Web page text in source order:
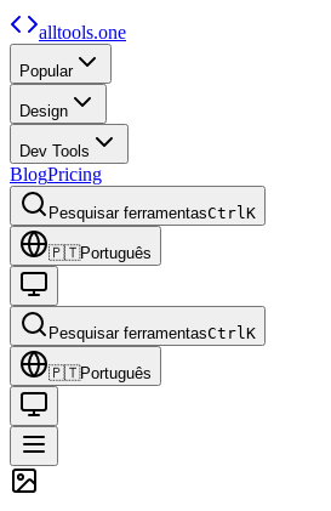
alltools.one
Popular
Design
Dev Tools
BlogPricing
Pesquisar ferramentasCtrlK
🇵🇹Português
Pesquisar ferramentasCtrlK
🇵🇹Português